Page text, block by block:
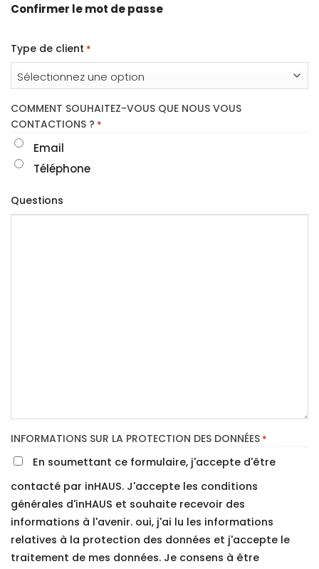
Confirmer le mot de passe
Type de client *
COMMENT SOUHAITEZ-VOUS QUE NOUS VOUS
CONTACTIONS ? *
Email
Téléphone
Questions
INFORMATIONS SUR LA PROTECTION DES DONNÉES *
En soumettant ce formulaire, j'accepte d'être
contacté par inHAUS. J'accepte les conditions
générales d'inHAUS et souhaite recevoir des
informations à l'avenir. oui, j'ai lu les informations
relatives à la protection des données et j'accepte le
traitement de mes données. Je consens à être